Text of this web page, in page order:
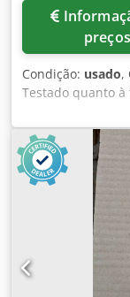
preços
Condição: usado,
Testado quanto
desmontagem
indústria
Ajzmm Ixjh Aeha
para testes de
comutação: até 5
Tensão da
teste de alta